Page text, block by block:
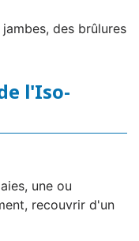
des brûlures
l'Iso-
une ou
recouvrir d'un